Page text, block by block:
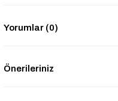
Yorumlar (0)
Önerileriniz